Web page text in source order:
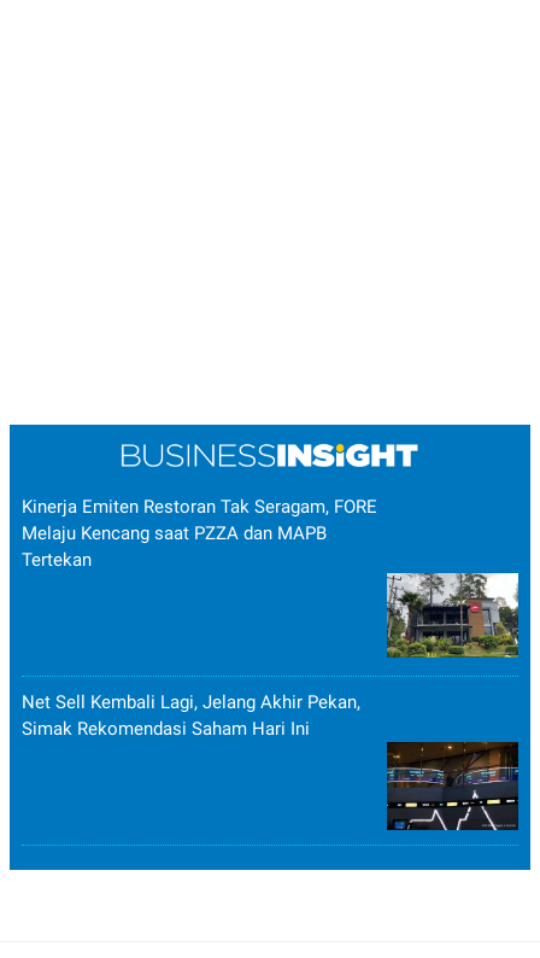
Kinerja Emiten Restoran Tak Seragam, FORE
Melaju Kencang saat PZZA dan MAPB
Tertekan
Net Sell Kembali Lagi, Jelang Akhir Pekan,
Simak Rekomendasi Saham Hari Ini